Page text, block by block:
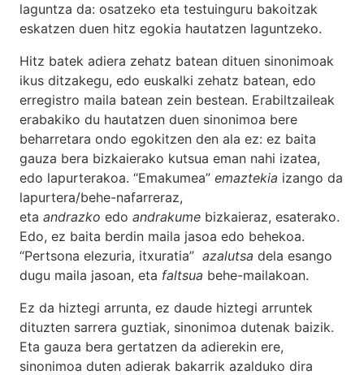
laguntza da: osatzeko eta testuinguru bakoitzak
eskatzen duen hitz egokia hautatzen laguntzeko.
Hitz batek adiera zehatz batean dituen sinonimoak
ikus ditzakegu, edo euskalki zehatz batean, edo
erregistro maila batean zein bestean. Erabiltzaileak
erabakiko du hautatzen duen sinonimoa bere
beharretara ondo egokitzen den ala ez: ez baita
gauza bera bizkaierako kutsua eman nahi izatea,
edo lapurterakoa. “Emakumea” emaztekia izango da
lapurtera/behe-nafarreraz,
eta andrazko edo andrakume bizkaieraz, esaterako.
Edo, ez baita berdin maila jasoa edo behekoa.
“Pertsona elezuria, itxuratia” azalutsa dela esango
dugu maila jasoan, eta faltsua behe-mailakoan.
Ez da hiztegi arrunta, ez daude hiztegi arruntek
dituzten sarrera guztiak, sinonimoa dutenak baizik.
Eta gauza bera gertatzen da adierekin ere,
sinonimoa duten adierak bakarrik azalduko dira